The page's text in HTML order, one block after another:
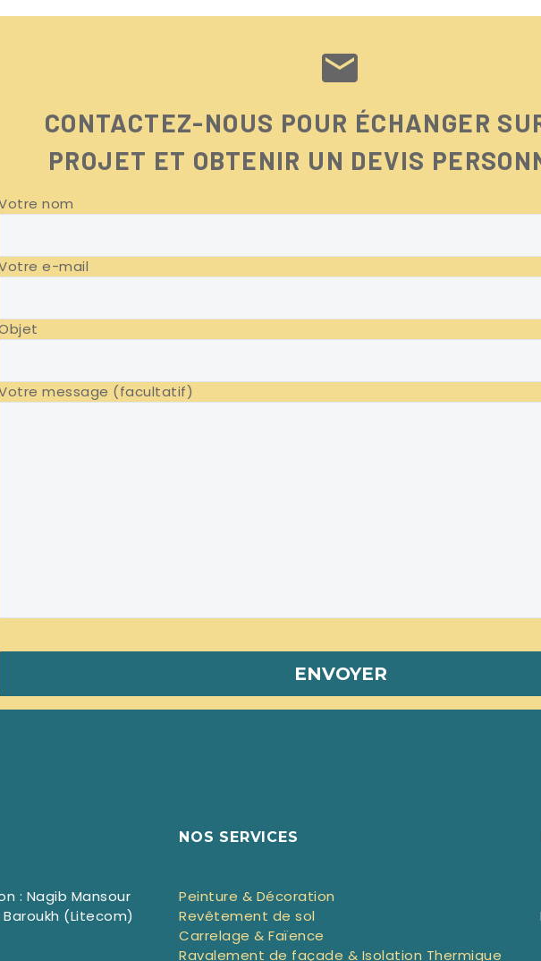


CONTACTEZ-NOUS POUR ÉCHANGER
PROJET ET OBTENIR UN DEVIS
nom
e-mail
message (facultatif)
: Nagib Mansour
(Litecom)
NOS SERVICES
Peinture & Décoration
Revêtement de sol
Carrelage & Faïence
Ravalement de façade & Isolation Thermique